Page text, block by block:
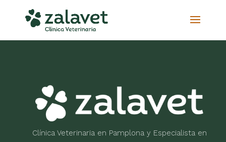
Clínica Veterinaria en Pamplona y Especialista en